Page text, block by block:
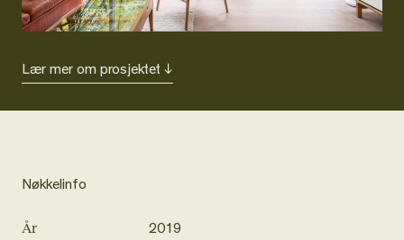
Lær mer om prosjektet ↓
Nøkkelinfo
År 2019